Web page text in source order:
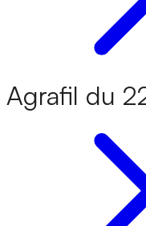
Agrafil du